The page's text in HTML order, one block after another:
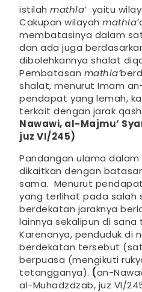
istilah mathla’yaitu
Cakupan wilayah mathla’
membatasinya dalam
dan ada juga
dibolehkannya shalat
Pembatasan mathla’
shalat, menurut Imam
pendapat yang lemah,
terkait dengan jarak
Nawawi, al-Majmu’
juz VI/245)
Pandangan ulama
dikaitkan dengan
sama. Menurut
yang terlihat pada salah
berdekatan jaraknya
lainnya sekalipun di sana
Karenanya, penduduk di
berdekatan tersebut
berpuasa (mengikuti
tetangganya). (an-
al-Muhadzdzab, juz VI/